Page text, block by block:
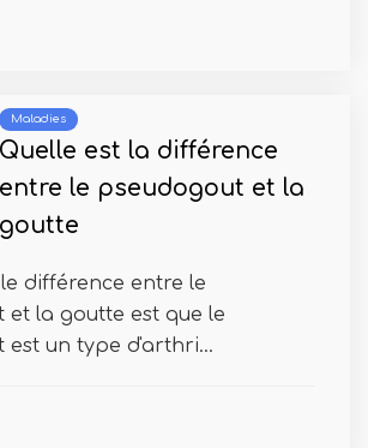
Maladies
Quelle est la différence
entre le pseudogout et la
goutte
différence entre le
et la goutte est que le
est un type d'arthri...